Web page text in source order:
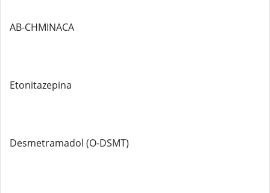
AB-CHMINACA
Etonitazepina
Desmetramadol (O-DSMT)